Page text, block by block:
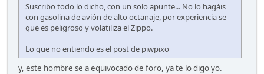
Suscribo todo lo dicho, con un solo apunte... No lo hagáis
con gasolina de avión de alto octanaje, por experiencia se
que es peligroso y volatiliza el Zippo.
Lo que no entiendo es el post de piwpixo
y, este hombre se a equivocado de foro, ya te lo digo yo.